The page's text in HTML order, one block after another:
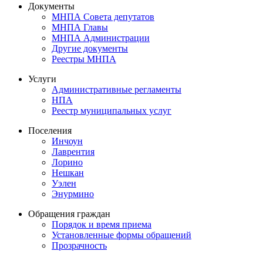
Документы
МНПА Совета депутатов
МНПА Главы
МНПА Администрации
Другие документы
Реестры МНПА
Услуги
Административные регламенты
НПА
Реестр муниципальных услуг
Поселения
Инчоун
Лаврентия
Лорино
Нешкан
Уэлен
Энурмино
Обращения граждан
Порядок и время приема
Установленные формы обращений
Прозрачность